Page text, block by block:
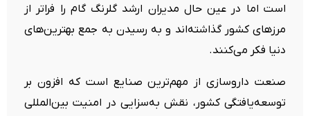
است اما در عین حال مدیران ارشد گلرنگ گام را فراتر از
مرزهای کشور گذاشته‌اند و به رسیدن به جمع بهترین‌های
دنیا فکر می‌کنند.
صنعت داروسازی از مهم‌ترین صنایع است که افزون بر
توسعه‌یافتگی کشور، نقش به‌سزایی در امنیت بین‌المللی